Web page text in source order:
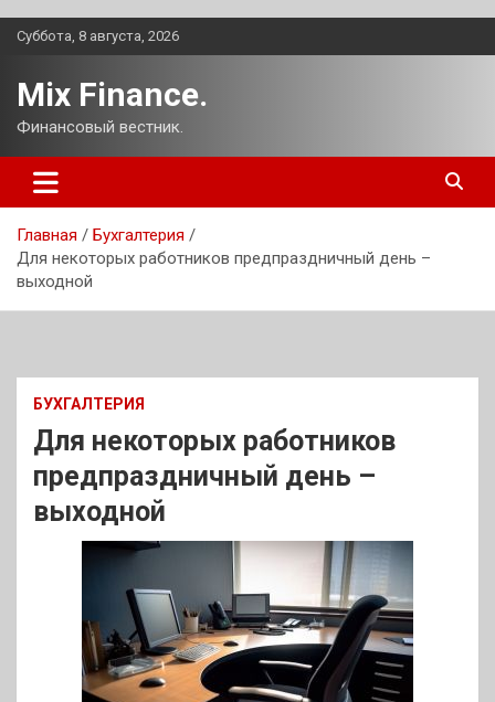
Перейти
Суббота, 8 августа, 2026
Mix Finance.
Финансовый вестник.
Главная
Бухгалтерия
Для некоторых работников предпраздничный день –
выходной
БУХГАЛТЕРИЯ
Для некоторых работников
предпраздничный день –
выходной